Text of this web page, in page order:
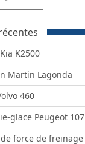
K2500
Martin Lagonda
460
glace Peugeot 107
force de freinage